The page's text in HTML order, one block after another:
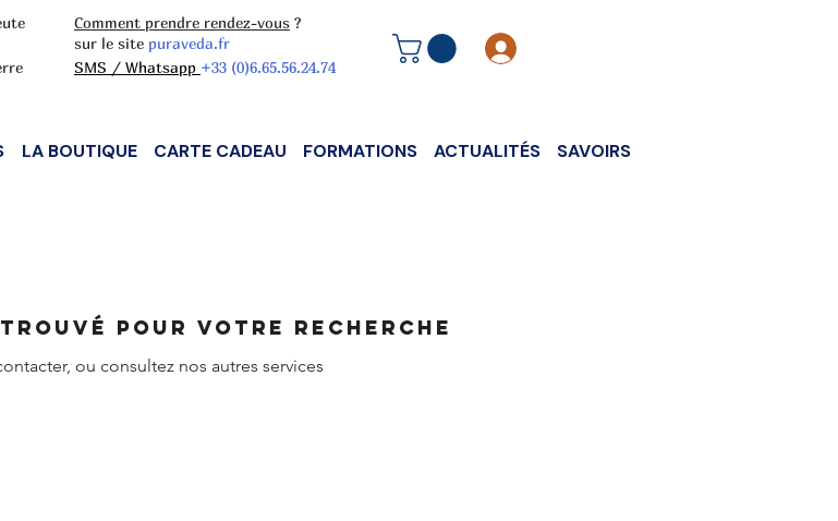
Comment prendre rendez-vous ?
sur le site puraveda.fr
SMS / Whatsapp +33 (0)6.65.56.24.74
LA BOUTIQUE CARTE CADEAU FORMATIONS ACTUALITÉS SAVOIRS
pour votre recherche
ou consultez nos autres services